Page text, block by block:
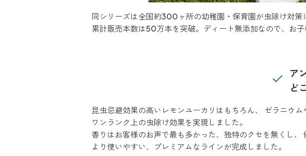
同シリーズは全国約300ヶ所の幼稚園・保育園が虫除け対策
累計販売本数は50万本を突破。ディート無添加なので、お
ア
ど
昆虫忌避効果の高いレモンユーカリはもちろん、 ゼラニウ
ワンランク上の虫除け効果を実現しました。
香りはお客様のお声で最も多かった、独特のクセを無くし、
より使いやすい、プレミアムなラインが完成しました。